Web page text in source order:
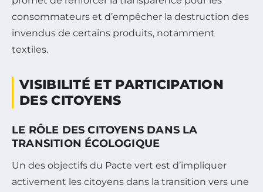
consommateurs et d’empêcher la destruction des
invendus de certains produits, notamment
textiles.
VISIBILITÉ ET PARTICIPATION
DES CITOYENS
LE RÔLE DES CITOYENS DANS LA
TRANSITION ÉCOLOGIQUE
Un des objectifs du Pacte vert est d’impliquer
activement les citoyens dans la transition vers une